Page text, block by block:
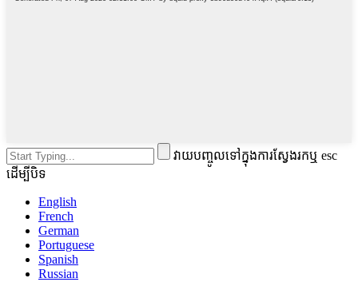
វាយបញ្ចូលទៅក្នុងការស្វែងរកឬ esc
ដើម្បីបិទ
English
French
German
Portuguese
Spanish
Russian